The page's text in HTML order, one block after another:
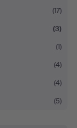
(17)
(3)
(1)
(4)
(4)
(5)